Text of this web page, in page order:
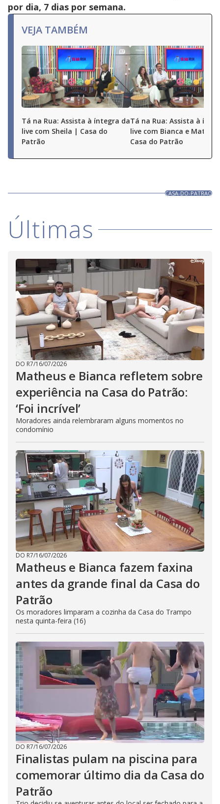
por dia, 7 dias por semana.
VEJA TAMBÉM
Tá na Rua: Assista à íntegra da
live com Sheila | Casa do
Patrão
Tá na Rua: Assista à
live com Bianca e
Casa do Patrão
CASA-DO-PATRAO
Últimas
DO R7/16/07/2026
Matheus e Bianca refletem sobre
experiência na Casa do Patrão:
‘Foi incrível’
Moradores ainda relembraram alguns momentos no
condomínio
DO R7/16/07/2026
Matheus e Bianca fazem faxina
antes da grande final da Casa do
Patrão
Os moradores limparam a cozinha da Casa do Trampo
nesta quinta-feira (16)
DO R7/16/07/2026
Finalistas pulam na piscina para
comemorar último dia da Casa do
Patrão